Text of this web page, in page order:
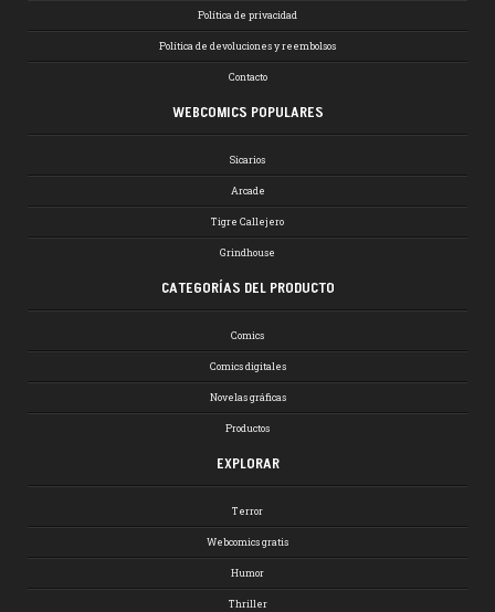
Política de privacidad
Política de devoluciones y reembolsos
Contacto
WEBCOMICS POPULARES
Sicarios
Arcade
Tigre Callejero
Grindhouse
CATEGORÍAS DEL PRODUCTO
Comics
Comics digitales
Novelas gráficas
Productos
EXPLORAR
Terror
Webcomics gratis
Humor
Thriller